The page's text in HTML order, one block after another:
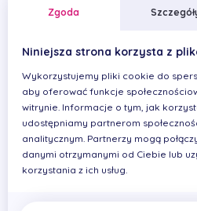
Korzyści z pracy ze
a co się z tym wiąże większa
Cyfrowy wycisk jest
precyzyjnych uzupełnień
CAD/CAM Cerec: koron, licówek,
prac opartych na wielu filarach
implantów. System ten pozwala
najwyższej jakości uzupełnień
Zgoda
Niniejsza strona korzysta z
Wykorzystujemy pliki cookie do
aby oferować funkcje
witrynie. Informacje o tym, jak
udostępniamy partnerom
analitycznym. Partnerzy mogą
danymi otrzymanymi od Ciebie lub
korzystania z ich usług.